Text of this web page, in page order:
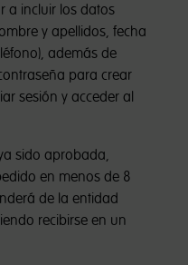
a incluir los datos
y apellidos, fecha
además de
para crear
sesión y acceder al
sido aprobada,
en menos de 8
de la entidad
recibirse en un